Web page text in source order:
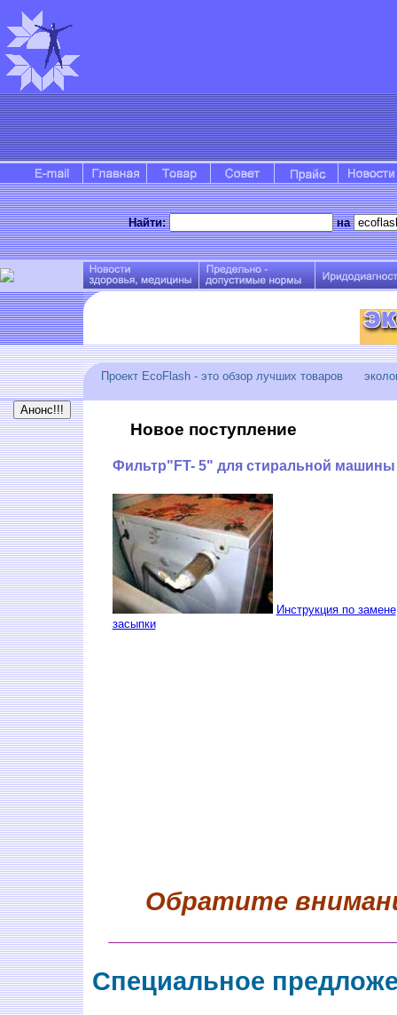
Найти: на
Проект EcoFlash - это обзор лучших товаров
Новое поступление
Фильтр"FT- 5" для стиральной машины
Инструкция по замене
засыпки
Обратите
Специальное